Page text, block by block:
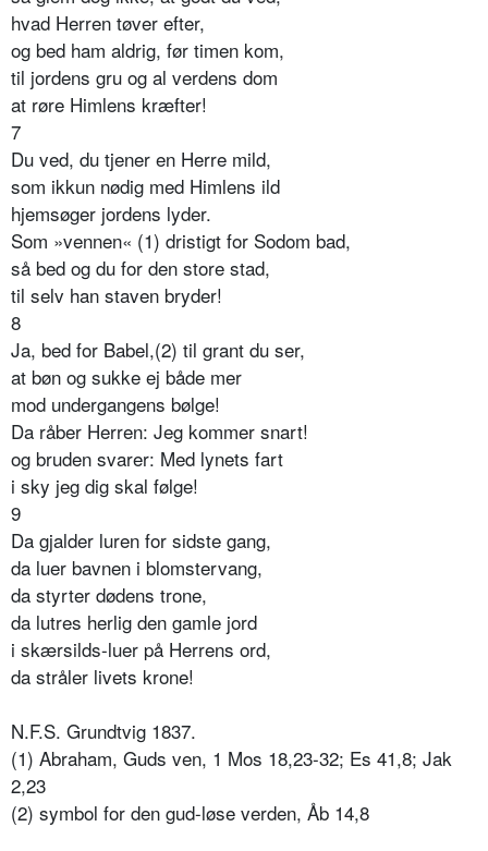
hvad Herren tøver efter,
og bed ham aldrig, før timen kom,
til jordens gru og al verdens dom
at røre Himlens kræfter!
7
Du ved, du tjener en Herre mild,
som ikkun nødig med Himlens ild
hjemsøger jordens lyder.
Som »vennen« (1) dristigt for Sodom bad,
så bed og du for den store stad,
til selv han staven bryder!
8
Ja, bed for Babel,(2) til grant du ser,
at bøn og sukke ej både mer
mod undergangens bølge!
Da råber Herren: Jeg kommer snart!
og bruden svarer: Med lynets fart
i sky jeg dig skal følge!
9
Da gjalder luren for sidste gang,
da luer bavnen i blomstervang,
da styrter dødens trone,
da lutres herlig den gamle jord
i skærsilds-luer på Herrens ord,
da stråler livets krone!
N.F.S. Grundtvig 1837.
(1) Abraham, Guds ven, 1 Mos 18,23-32; Es 41,8; Jak
2,23
(2) symbol for den gud-løse verden, Åb 14,8